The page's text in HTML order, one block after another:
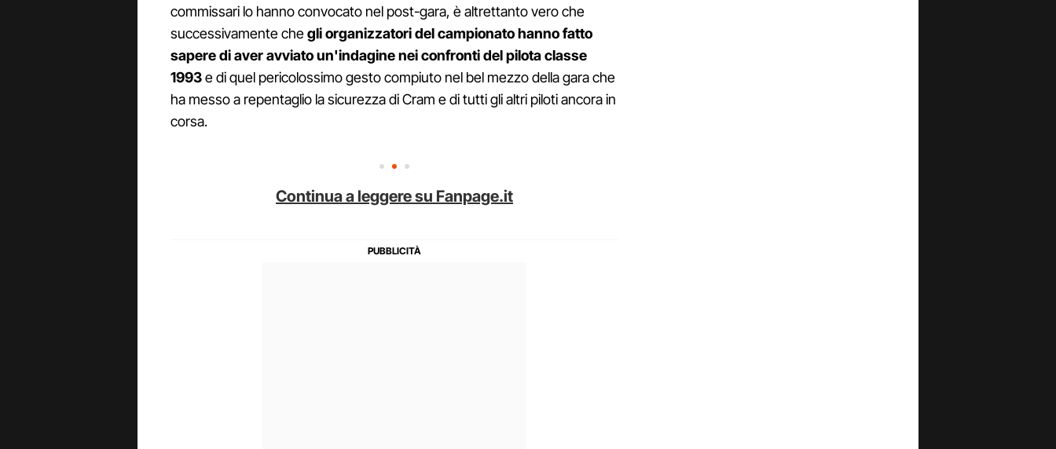
commissari lo hanno convocato nel post-gara, è altrettanto vero che
successivamente chegli organizzatori del campionato hanno fatto
sapere di aver avviato un'indagine nei confronti del pilota classe
1993e di quel pericolossimo gesto compiuto nel bel mezzo della gara che
ha messo a repentaglio la sicurezza di Cram e di tutti gli altri piloti ancora in
corsa.
Continua a leggere su Fanpage.it